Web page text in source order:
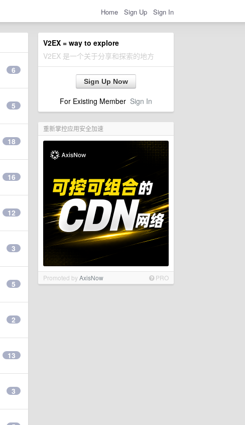
Home Sign Up Sign In
V2EX = way to explore
V2EX 是一个关于分享和探索的地方
Sign Up Now
For Existing Member Sign In
重新掌控应用安全加速
Promoted byAxisNow PRO
6
5
18
16
12
3
5
2
13
3